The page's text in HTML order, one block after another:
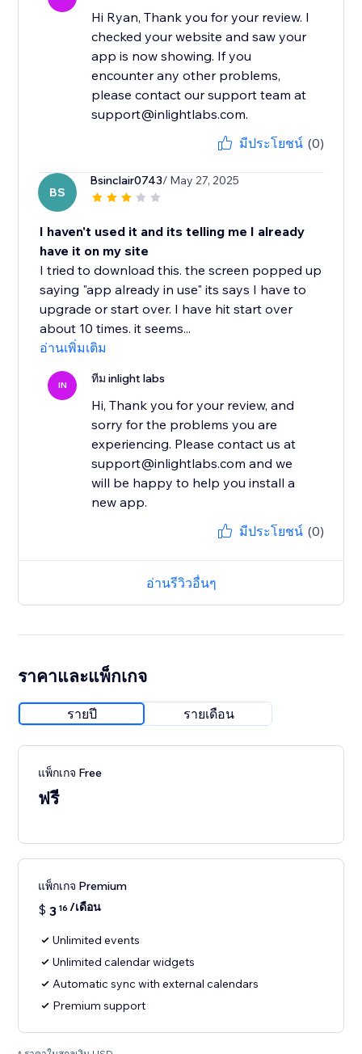
Hi Ryan, Thank you for your review. I
checked your website and saw your
app is now showing. If you
encounter any other problems,
please contact our support team at
support@inlightlabs.com.
มีประโยชน์ (0)
BS
Bsinclair0743/ May 27, 2025
I haven't used it and its telling me I already
have it on my site
I tried to download this. the screen popped up
saying "app already in use" its says I have to
upgrade or start over. I have hit start over
about 10 times. it seems...
อ่านเพิ่มเติม
IN ทีม inlight labs
Hi, Thank you for your review, and
sorry for the problems you are
experiencing. Please contact us at
support@inlightlabs.com and we
will be happy to help you install a
new app.
มีประโยชน์ (0)
อ่านรีวิวอื่นๆ
ราคาและแพ็กเกจ
รายปี รายเดือน
แพ็กเกจ Free
ฟรี
แพ็กเกจ Premium
$ 3 16 /เดือน
Unlimited events
Unlimited calendar widgets
Automatic sync with external calendars
Premium support